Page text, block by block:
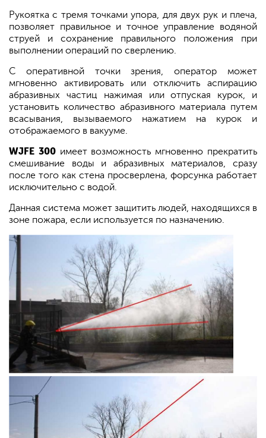
Рукоятка с тремя точками упора, для двух рук и плеча,
позволяет правильное и точное управление водяной
струей и сохранение правильного положения при
выполнении операций по сверлению.
С оперативной точки зрения, оператор может
мгновенно активировать или отключить аспирацию
абразивных частиц нажимая или отпуская курок, и
установить количество абразивного материала путем
всасывания, вызываемого нажатием на курок и
отображаемого в вакууме.
WJFE 300имеет возможность мгновенно прекратить
смешивание воды и абразивных материалов, сразу
после того как стена просверлена, форсунка работает
исключительно с водой.
Данная система может защитить людей, находящихся в
зоне пожара, если используется по назначению.